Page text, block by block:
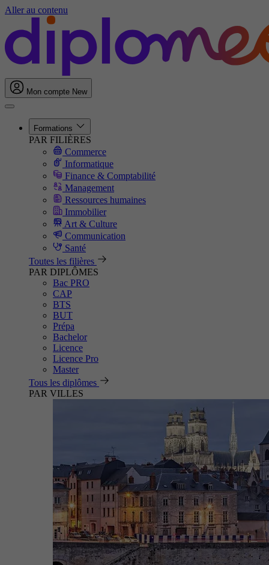
Aller au contenu
Mon compte New
Formations
PAR FILIÈRES
Commerce
Informatique
Finance & Comptabilité
Management
Ressources humaines
Immobilier
Art & Culture
Communication
Santé
Toutes les filières
PAR DIPLÔMES
Bac PRO
CAP
BTS
BUT
Prépa
Bachelor
Licence
Licence Pro
Master
Tous les diplômes
PAR VILLES